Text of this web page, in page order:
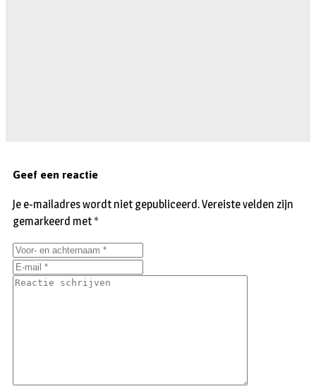
Geef een reactie
Je e-mailadres wordt niet gepubliceerd.Vereiste velden zijn
gemarkeerd met *